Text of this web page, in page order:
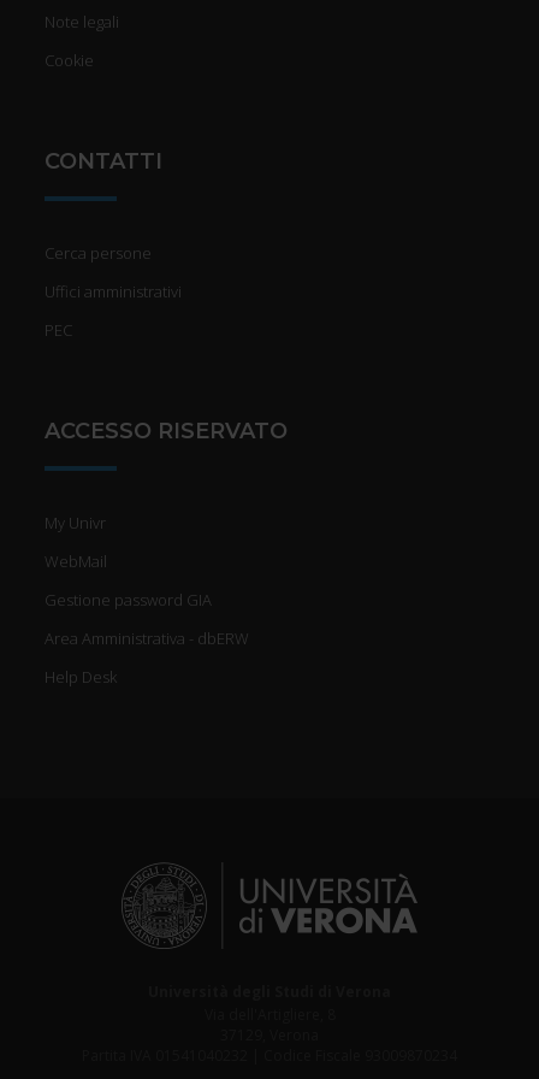
Note legali
Cookie
CONTATTI
Cerca persone
Uffici amministrativi
PEC
ACCESSO RISERVATO
My Univr
WebMail
Gestione password GIA
Area Amministrativa - dbERW
Help Desk